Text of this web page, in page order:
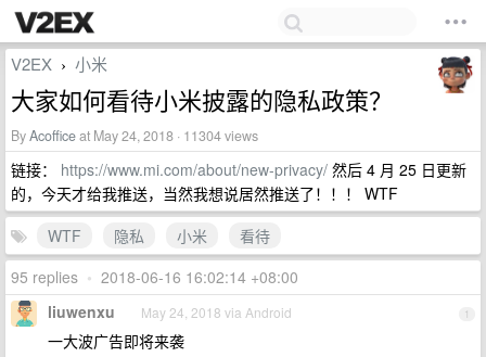
V2EX › 小米
大家如何看待小米披露的隐私政策？
ByAcofficeat May 24, 2018 · 11304 views
链接： https://www.mi.com/about/new-privacy/ 然后 4 月 25 日更新
的，今天才给我推送，当然我想说居然推送了！！！ WTF
WTF
隐私 小米
看待
95 replies • 2018-06-16 16:02:14 +08:00
1
liuwenxu May 24, 2018 via Android
一大波广告即将来袭